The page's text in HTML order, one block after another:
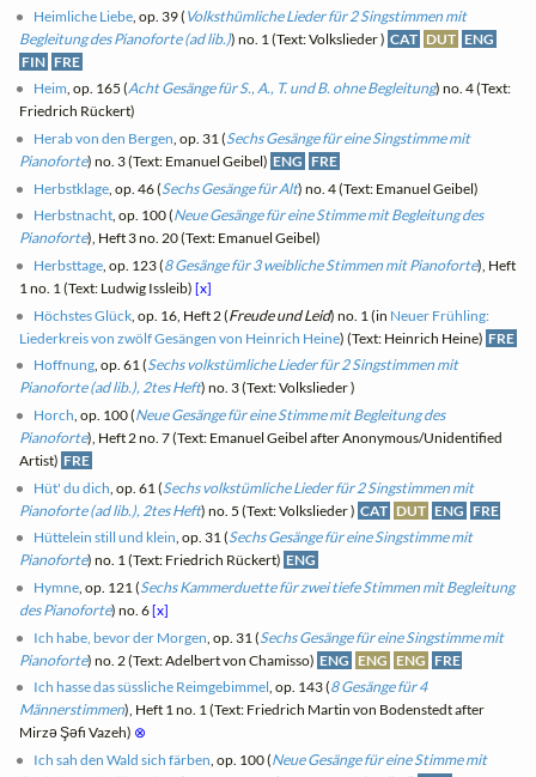
Heimliche Liebe , op. 39 ( Volksthümliche Lieder für 2 Singstimmen mit
Begleitung des Pianoforte (ad lib.)) no. 1 (Text: Volkslieder ) CAT DUT ENG
FIN FRE
Heim, op. 165 (Acht Gesänge für S., A., T. und B. ohne Begleitung) no. 4 (Text:
Friedrich Rückert)
Herab von den Bergen, op. 31 (Sechs Gesänge für eine Singstimme mit
Pianoforte) no. 3 (Text: Emanuel Geibel) ENG FRE
Herbstklage , op. 46 (Sechs Gesänge für Alt) no. 4 (Text: Emanuel Geibel)
Herbstnacht, op. 100 (Neue Gesänge für eine Stimme mit Begleitung des
Pianoforte), Heft 3 no. 20 (Text: Emanuel Geibel)
Herbsttage, op. 123 (8 Gesänge für 3 weibliche Stimmen mit Pianoforte), Heft
1 no. 1 (Text: Ludwig Issleib)[x]
Höchstes Glück , op. 16, Heft 2 (Freude und Leid) no. 1 (in Neuer Frühling:
Liederkreis von zwölf Gesängen von Heinrich Heine) (Text: Heinrich Heine) FRE
Hoffnung, op. 61 (Sechs volkstümliche Lieder für 2 Singstimmen mit
Pianoforte (ad lib.), 2tes Heft) no. 3 (Text: Volkslieder )
Horch, op. 100 (Neue Gesänge für eine Stimme mit Begleitung des
Pianoforte), Heft 2 no. 7 (Text: Emanuel Geibel after Anonymous/Unidentified
Artist) FRE
Hüt' du dich , op. 61 (Sechs volkstümliche Lieder für 2 Singstimmen mit
Pianoforte (ad lib.), 2tes Heft) no. 5 (Text: Volkslieder ) CAT DUT ENG FRE
Hüttelein still und klein, op. 31 (Sechs Gesänge für eine Singstimme mit
Pianoforte) no. 1 (Text: Friedrich Rückert) ENG
Hymne, op. 121 (Sechs Kammerduette für zwei tiefe Stimmen mit Begleitung
des Pianoforte) no. 6[x]
Ich habe, bevor der Morgen , op. 31 (Sechs Gesänge für eine Singstimme mit
Pianoforte) no. 2 (Text: Adelbert von Chamisso) ENG ENG ENG FRE
Ich hasse das süssliche Reimgebimmel, op. 143 (8 Gesänge für 4
Männerstimmen), Heft 1 no. 1 (Text: Friedrich Martin von Bodenstedt after
Mirzə Şəfi Vazeh) ⊗
Ich sah den Wald sich färben, op. 100 (Neue Gesänge für eine Stimme mit